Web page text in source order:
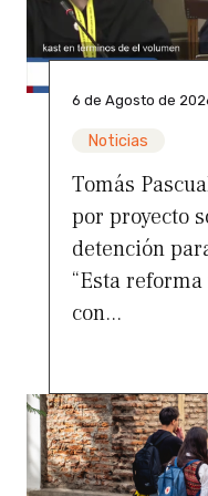
6 de Agosto de
Noticias
Tomás
por proyecto
detención
“Esta
con...